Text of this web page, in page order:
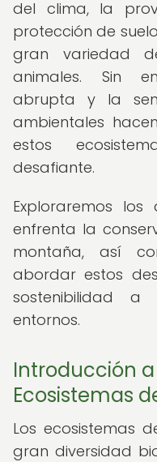
del clima, la
protección de
gran variedad
animales. Sin
abrupta y la
ambientales
estos
desafiante.
Exploraremos
enfrenta la
montaña, así
abordar estos
sostenibilidad
entornos.
Introducción
Ecosistemas
Los ecosistemas
gran diversidad